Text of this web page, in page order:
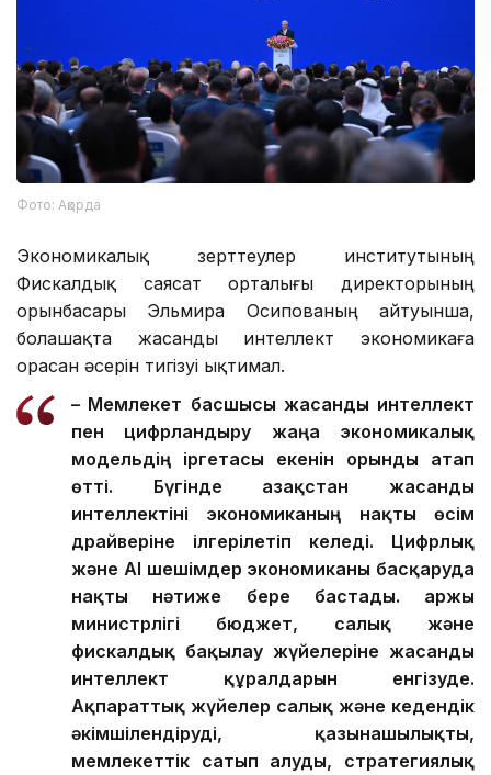
Фото: Ақорда
Экономикалық зерттеулер институтының
Фискалдық саясат орталығы директорының
орынбасары Эльмира Осипованың айтуынша,
болашақта жасанды интеллект экономикаға
орасан әсерін тигізуі ықтимал.
– Мемлекет басшысы жасанды интеллект
пен цифрландыру жаңа экономикалық
модельдің іргетасы екенін орынды атап
өтті. Бүгінде Қазақстан жасанды
интеллектіні экономиканың нақты өсім
драйверіне ілгерілетіп келеді. Цифрлық
және AI шешімдер экономиканы басқаруда
нақты нәтиже бере бастады. Қаржы
министрлігі бюджет, салық және
фискалдық бақылау жүйелеріне жасанды
интеллект құралдарын енгізуде.
Ақпараттық жүйелер салық және кедендік
әкімшілендіруді, қазынашылықты,
мемлекеттік сатып алуды, стратегиялық